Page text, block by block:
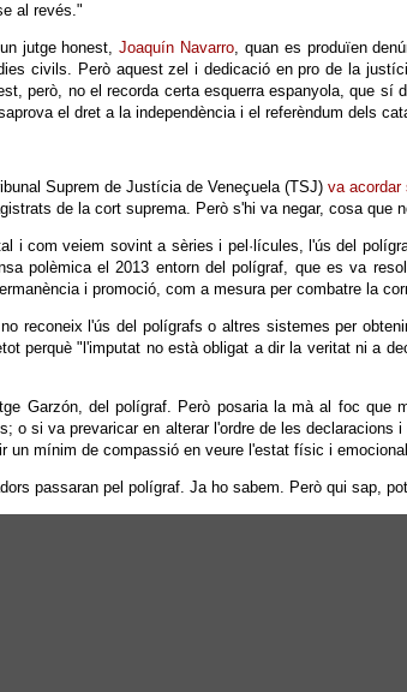
al revés."
jutge honest,Joaquín Navarro, quan es produïen
civils. Però aquest zel i dedicació en pro de la
però, no el recorda certa esquerra espanyola, que
el dret a la independència i el referèndum dels
Suprem de Justícia de Veneçuela (TSJ)va acordar
de la cort suprema. Però s'hi va negar, cosa
i com veiem sovint a sèries i pel·lícules, l'ús del
polèmica el 2013 entorn del polígraf, que es va
i promoció, com a mesura per combatre la
reconeix l'ús del polígrafs o altres sistemes per
perquè "l'imputat no està obligat a dir la veritat ni a
Garzón, del polígraf. Però posaria la mà al foc
o si va prevaricar en alterar l'ordre de les
un mínim de compassió en veure l'estat físic i
passaran pel polígraf. Ja ho sabem. Però qui sap,